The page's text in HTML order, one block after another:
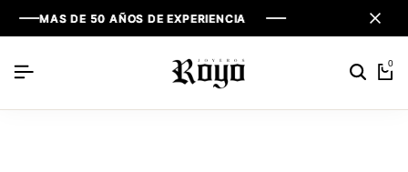
MAS DE 50 AÑOS DE EXPERIENCIA
MAS DE 50 AÑOS DE EXPERIENCIA
MAS DE 50 AÑOS DE EXPERIENCIA
0